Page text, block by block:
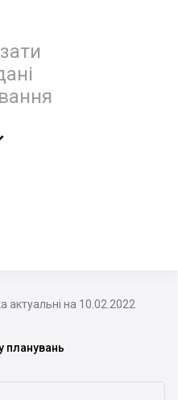
актуальні на 10.02.2022
планувань